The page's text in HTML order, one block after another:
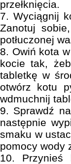
przełknięcia.
7. Wyciągnij
Zanotuj
potłuczonej
8. Owiń kota
kocie tak,
tabletkę w
otwórz kotu
wdmuchnij
9. Sprawdź
następnie
smaku w
pomocy wody
10. Przynieś